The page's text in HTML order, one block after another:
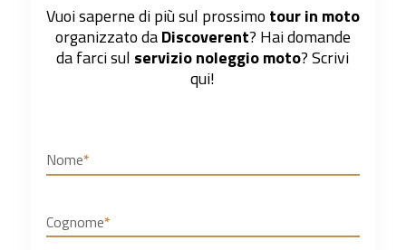
Vuoi saperne di più sul prossimo tour in moto
organizzato daDiscoverent? Hai domande
da farci sul servizio noleggio moto? Scrivi
qui!
Nome*
Cognome*